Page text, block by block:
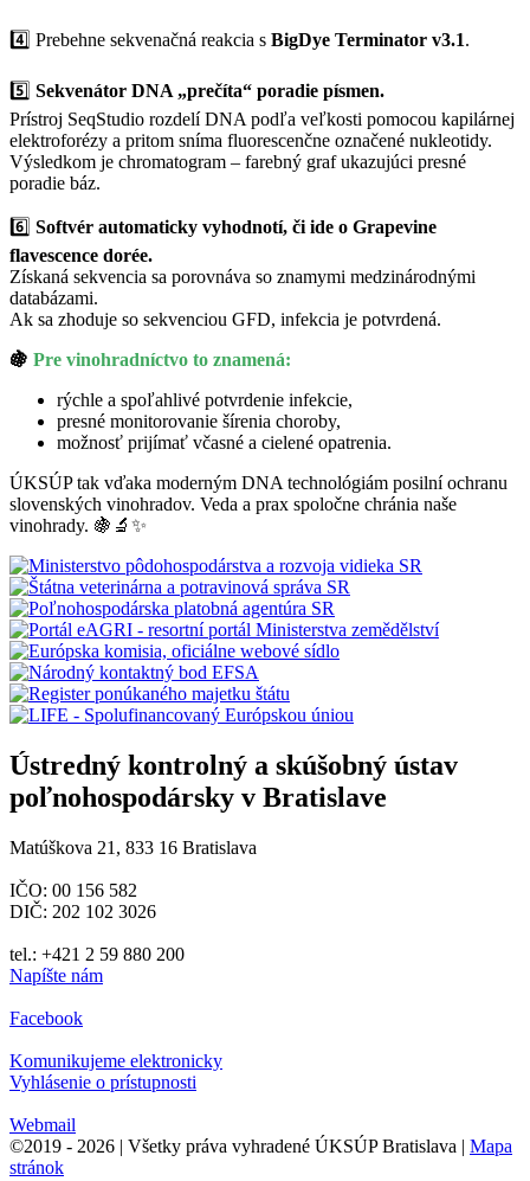
4️⃣ Prebehne sekvenačná reakcia s BigDye Terminator v3.1.
5️⃣ Sekvenátor DNA „prečíta“ poradie písmen.
Prístroj SeqStudio rozdelí DNA podľa veľkosti pomocou kapilárnej
elektroforézy a pritom sníma fluorescenčne označené nukleotidy.
Výsledkom je chromatogram – farebný graf ukazujúci presné
poradie báz.
6️⃣ Softvér automaticky vyhodnotí, či ide o Grapevine
flavescence dorée.
Získaná sekvencia sa porovnáva so znamymi medzinárodnými
databázami.
Ak sa zhoduje so sekvenciou GFD, infekcia je potvrdená.
🍇 Pre vinohradníctvo to znamená:
rýchle a spoľahlivé potvrdenie infekcie,
presné monitorovanie šírenia choroby,
možnosť prijímať včasné a cielené opatrenia.
ÚKSÚP tak vďaka moderným DNA technológiám posilní ochranu
slovenských vinohradov. Veda a prax spoločne chránia naše
vinohrady. 🍇🔬✨
Ústredný kontrolný a skúšobný ústav
poľnohospodársky v Bratislave
Matúškova 21, 833 16 Bratislava
IČO: 00 156 582
DIČ: 202 102 3026
tel.: +421 2 59 880 200
Napíšte nám
Facebook
Komunikujeme elektronicky
Vyhlásenie o prístupnosti
Webmail
©2019 - 2026 | Všetky práva vyhradené ÚKSÚP Bratislava | Mapa
stránok